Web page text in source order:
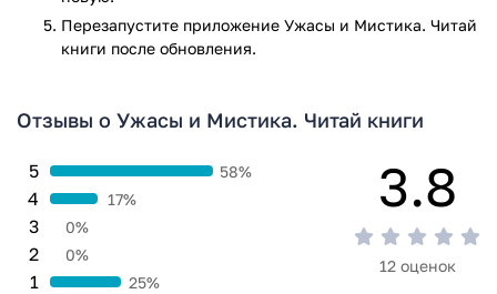
проверку антивирусом VirusTotal. В результате проверки
по всем последним сигнатурам заражения файлов не
Перезапустите приложениe Ужасы и Мистика. Читай
книги после обновления.
Отзывы о Ужасы и Мистика. Читай книги
1 25%
2 0%
3 0%
4 17%
5 58% 3.8
12 оценок